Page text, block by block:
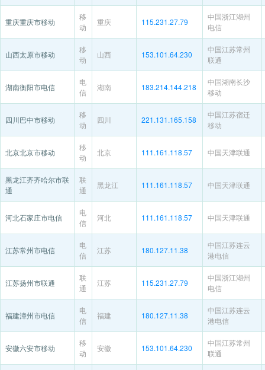
重庆重庆市移动
移
动
重庆 115.231.27.79
中国浙江湖州
电信
山西太原市移动
移
动
山西 153.101.64.230
中国江苏常州
联通
湖南衡阳市电信
电
信
湖南 183.214.144.218
中国湖南长沙
移动
四川巴中市移动
移
动
四川 221.131.165.158
中国江苏宿迁
移动
北京北京市移动
移
动
北京 111.161.118.57 中国天津联通
黑龙江齐齐哈尔市联
通
联
通
黑龙江 111.161.118.57 中国天津联通
河北石家庄市电信
电
信
河北 111.161.118.57 中国天津联通
江苏常州市电信
电
信
江苏 180.127.11.38
中国江苏连云
港电信
江苏扬州市联通
联
通
江苏 115.231.27.79
中国浙江湖州
电信
福建漳州市电信
电
信
福建 180.127.11.38
中国江苏连云
港电信
安徽六安市移动
移
动
安徽 153.101.64.230
中国江苏常州
联通